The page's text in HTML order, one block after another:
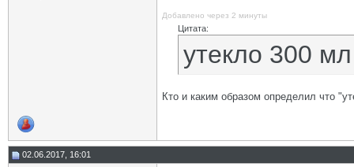
Добавлено через 2 минуты
Цитата:
утекло 300
Кто и каким образом определил что
02.06.2017, 16:01